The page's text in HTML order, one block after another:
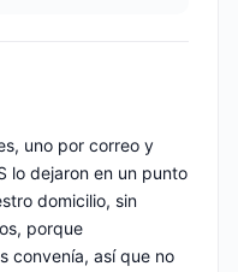
uno por correo y
lo dejaron en un punto
domicilio, sin
porque
convenía, así que no